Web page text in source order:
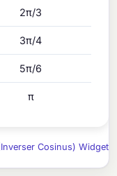
2π/3
3π/4
5π/6
π
Cosinus) Widget